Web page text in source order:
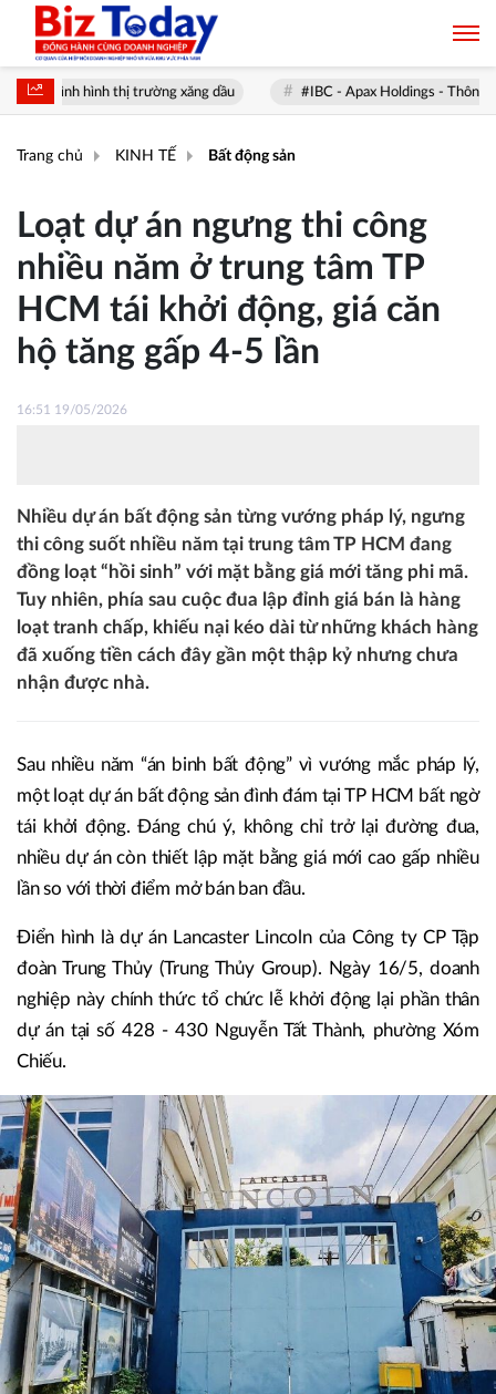
thị trường xăng dầu #IBC - Apax Holdings - Thông Tin &
Trang chủ KINH TẾ Bất động sản
Loạt dự án ngưng thi công
nhiều năm ở trung tâm TP
HCM tái khởi động, giá căn
hộ tăng gấp 4-5 lần
16:51 19/05/2026
Nhiều dự án bất động sản từng vướng pháp lý, ngưng
thi công suốt nhiều năm tại trung tâm TP HCM đang
đồng loạt “hồi sinh” với mặt bằng giá mới tăng phi mã.
Tuy nhiên, phía sau cuộc đua lập đỉnh giá bán là hàng
loạt tranh chấp, khiếu nại kéo dài từ những khách hàng
đã xuống tiền cách đây gần một thập kỷ nhưng chưa
nhận được nhà.
Sau nhiều năm “án binh bất động” vì vướng mắc pháp lý,
một loạt dự án bất động sản đình đám tại TP HCM bất ngờ
tái khởi động. Đáng chú ý, không chỉ trở lại đường đua,
nhiều dự án còn thiết lập mặt bằng giá mới cao gấp nhiều
lần so với thời điểm mở bán ban đầu.
Điển hình là dự án Lancaster Lincoln của Công ty CP Tập
đoàn Trung Thủy (Trung Thủy Group). Ngày 16/5, doanh
nghiệp này chính thức tổ chức lễ khởi động lại phần thân
dự án tại số 428 - 430 Nguyễn Tất Thành, phường Xóm
Chiếu.